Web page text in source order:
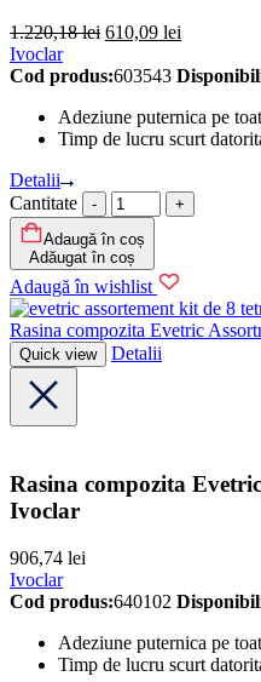
1.220,18lei 610,09 lei
Ivoclar
Cod produs:603543
Adeziune puternica pe
Timp de lucru scurt
Detalii
Cantitate
Adaugă în coș
Adăugat în coș
Adaugă în wishlist
Rasina compozita Evetric
Quick view Detalii
Rasina compozita
Ivoclar
906,74 lei
Ivoclar
Cod produs:640102
Adeziune puternica pe
Timp de lucru scurt